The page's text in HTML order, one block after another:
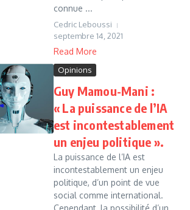
connue ...
Cedric Leboussi
septembre 14, 2021
Read More
Opinions
Guy Mamou-Mani :
« La puissance de l’IA
est incontestablement
un enjeu politique ».
La puissance de l’IA est
incontestablement un enjeu
politique, d’un point de vue
social comme international.
Cependant, la possibilité d’un